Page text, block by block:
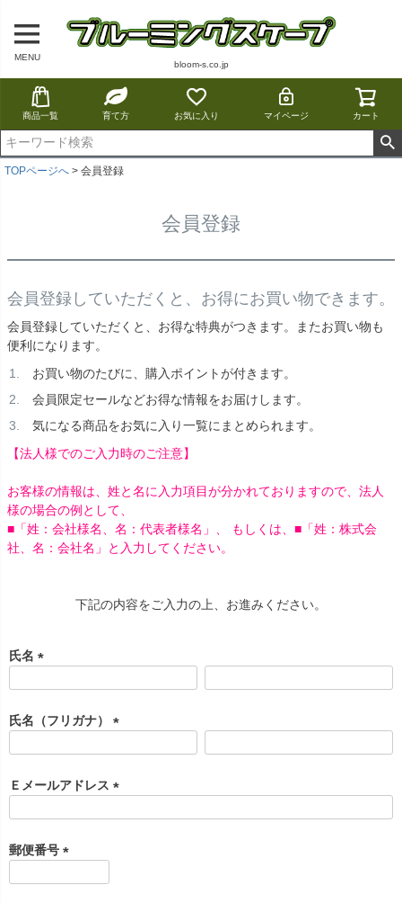
MENU
bloom-s.co.jp
商品一覧 育て方 お気に入り マイページ カート
TOPページへ 会員登録
会員登録
会員登録していただくと、お得にお買い物できます。
会員登録していただくと、お得な特典がつきます。またお買い物も
便利になります。
お買い物のたびに、購入ポイントが付きます。
会員限定セールなどお得な情報をお届けします。
気になる商品をお気に入り一覧にまとめられます。
【法人様でのご入力時のご注意】
お客様の情報は、姓と名に入力項目が分かれておりますので、法人
様の場合の例として、
■「姓：会社様名、名：代表者様名」、 もしくは、■「姓：株式会
社、名：会社名」と入力してください。
下記の内容をご入力の上、お進みください。
氏名
須
)
氏名（フリガナ）
須
)
Ｅメールアドレス
郵便番号